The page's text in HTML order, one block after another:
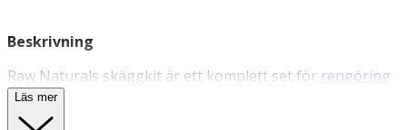
Beskrivning
Raw Naturals skäggkit är ett komplett set för rengöring
och vård av både skägg och skäggbotten
Beard Shampoo & Conditioner samt Imperial Beard Oil.
Läs mer